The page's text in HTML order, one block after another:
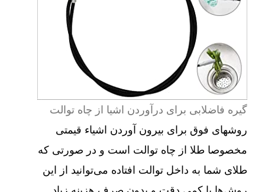
گیره فاضلابی برای درآوردن اشیا از چاه توالت
روشهای فوق برای بیرون آوردن اشیاء قیمتی
مخصوصا طلا از چاه توالت است و در صورتی که
طلای شما به داخل توالت افتاده می‌توانید از این